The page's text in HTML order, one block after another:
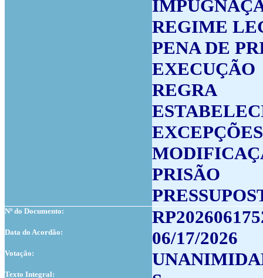
REGIME
PENA DE
EXECUÇÃO
REGRA
EXCEPÇÕES
PRISÃO
Nº do Documento:
Data do Acordão: 06/17/2026
Votação:
Texto Integral: